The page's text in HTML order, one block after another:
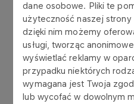
dane osobowe. Pliki te
użyteczność naszej
dzięki nim możemy
usługi, tworząc
wyświetlać reklamy w
przypadku niektórych
wymagana jest Twoja
lub wycofać w dowolnym
Nasze szkolenia są
wielu
różnych sektorach
sposób realizacji są
wymagań i